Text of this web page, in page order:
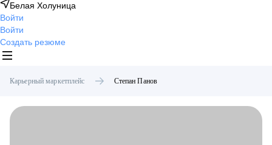
Белая Холуница
Войти
Войти
Создать резюме
Карьерный маркетплейс Степан Панов